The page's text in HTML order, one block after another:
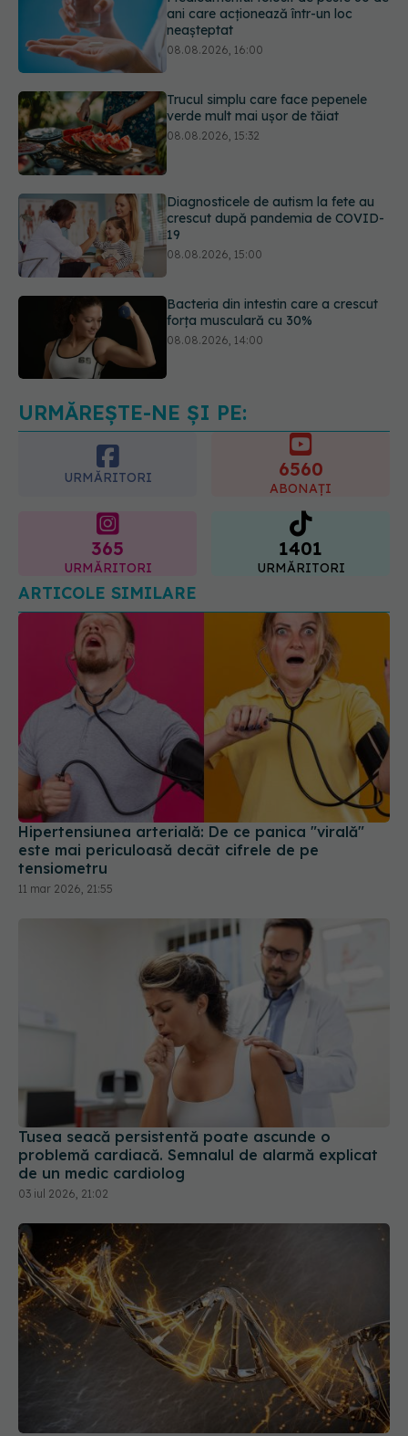
Trucul simplu care face pepenele
verde mult mai ușor de tăiat
08.08.2026, 15:32
Diagnosticele de autism la fete au
crescut după pandemia de COVID-
Bacteria din intestin care a crescut
forța musculară cu 30%
08.08.2026, 14:00
Trucul genial cu ceai negru pentru
păr. Tot mai multe femei îl adoră
URMĂREȘTE-NE ȘI PE:
URMĂRITORI 6560
ABONAȚI
365
URMĂRITORI
1401
URMĂRITORI
ARTICOLE SIMILARE
Hipertensiunea arterială: De ce panica "virală"
este mai periculoasă decât cifrele de pe
tensiometru
11 mar 2026, 21:55
Tusea seacă persistentă poate ascunde o
problemă cardiacă. Semnalul de alarmă explicat
de un medic cardiolog
03 iul 2026, 21:02